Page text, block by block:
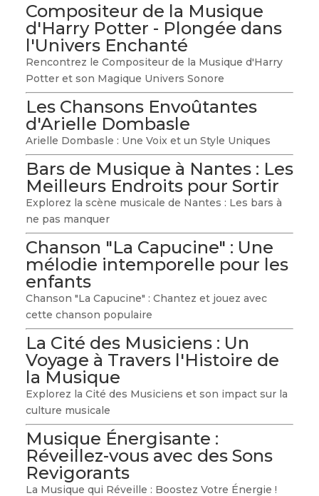
Compositeur de la Musique
d'Harry Potter - Plongée dans
l'Univers Enchanté
Rencontrez le Compositeur de la Musique d'Harry
Potter et son Magique Univers Sonore
Les Chansons Envoûtantes
d'Arielle Dombasle
Arielle Dombasle : Une Voix et un Style Uniques
Bars de Musique à Nantes : Les
Meilleurs Endroits pour Sortir
Explorez la scène musicale de Nantes : Les bars à
ne pas manquer
Chanson "La Capucine" : Une
mélodie intemporelle pour les
enfants
Chanson "La Capucine" : Chantez et jouez avec
cette chanson populaire
La Cité des Musiciens : Un
Voyage à Travers l'Histoire de
la Musique
Explorez la Cité des Musiciens et son impact sur la
culture musicale
Musique Énergisante :
Réveillez-vous avec des Sons
Revigorants
La Musique qui Réveille : Boostez Votre Énergie !